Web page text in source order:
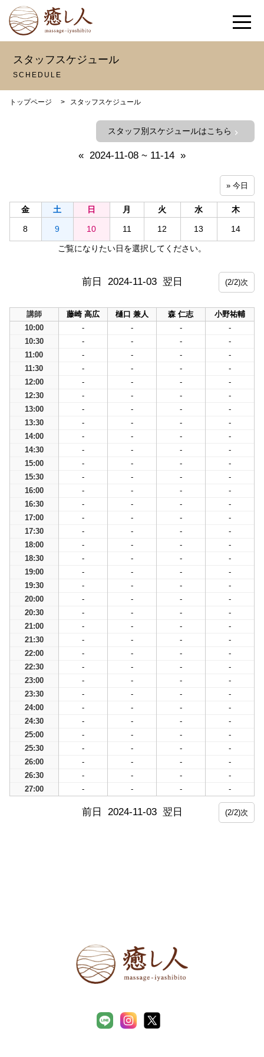
スタッフスケジュール
SCHEDULE
トップページ > スタッフスケジュール
スタッフ別スケジュールはこちら chevron_right
« 2024-11-08 ~ 11-14 »
» 今日
金 土 日 月 火 水 木
8 9 10 11 12 13 14
ご覧になりたい日を選択してください。
前日 2024-11-03 翌日 (2/2)次
講師 藤崎 高広 樋口 兼人 森 仁志
小野祐輔
10:00
- - -
-
10:30
- - -
-
11:00
- - -
-
11:30
- - -
-
12:00
- - -
-
12:30
- - -
-
13:00
- - -
-
13:30
- - -
-
14:00
- - -
-
14:30
- - -
-
15:00
- - -
-
15:30
- - -
-
16:00
- - -
-
16:30
- - -
-
17:00
- - -
-
17:30
- - -
-
18:00
- - -
-
18:30
- - -
-
19:00
- - -
-
19:30
- - -
-
20:00
- - -
-
20:30
- - -
-
21:00
- - -
-
21:30
- - -
-
22:00
- - -
-
22:30
- - -
-
23:00
- - -
-
23:30
- - -
-
24:00
- - -
-
24:30
- - -
-
25:00
- - -
-
25:30
- - -
-
26:00
- - -
-
26:30
- - -
-
27:00
- - - -
前日 2024-11-03 翌日 (2/2)次